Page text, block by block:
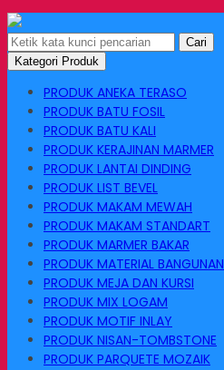
Cari
Kategori Produk
PRODUK ANEKA TERASO
PRODUK BATU FOSIL
PRODUK BATU KALI
PRODUK KERAJINAN MARMER
PRODUK LANTAI DINDING
PRODUK LIST BEVEL
PRODUK MAKAM MEWAH
PRODUK MAKAM STANDART
PRODUK MARMER BAKAR
PRODUK MATERIAL BANGUNAN
PRODUK MEJA DAN KURSI
PRODUK MIX LOGAM
PRODUK MOTIF INLAY
PRODUK NISAN-TOMBSTONE
PRODUK PARQUETE MOZAIK